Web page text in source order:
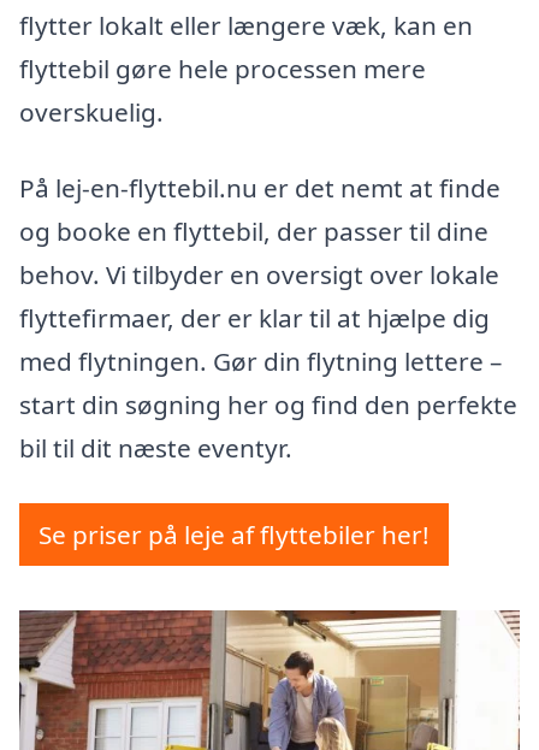
flytter lokalt eller længere væk, kan en
flyttebil gøre hele processen mere
overskuelig.
På lej-en-flyttebil.nu er det nemt at finde
og booke en flyttebil, der passer til dine
behov. Vi tilbyder en oversigt over lokale
flyttefirmaer, der er klar til at hjælpe dig
med flytningen. Gør din flytning lettere –
start din søgning her og find den perfekte
bil til dit næste eventyr.
Se priser på leje af flyttebiler her!